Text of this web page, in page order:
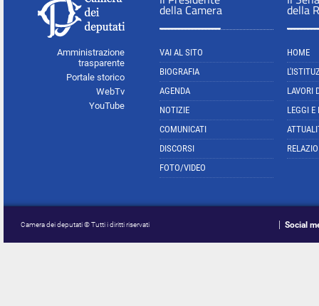
Amministrazione
trasparente
Portale storico
WebTv
YouTube
della Camera
VAI AL SITO
BIOGRAFIA
AGENDA
NOTIZIE
COMUNICATI
DISCORSI
FOTO/VIDEO
della
HOME
LAVORI
LEGGI E
Camera dei deputati © Tutti i diritti riservati Social